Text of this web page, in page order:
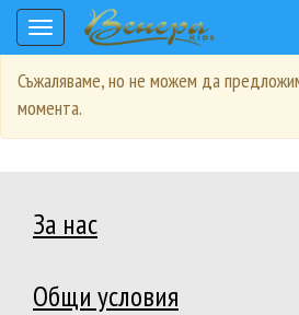
Toggle
navigation
Съжаляваме, но не можем да
момента.
За нас
Общи условия